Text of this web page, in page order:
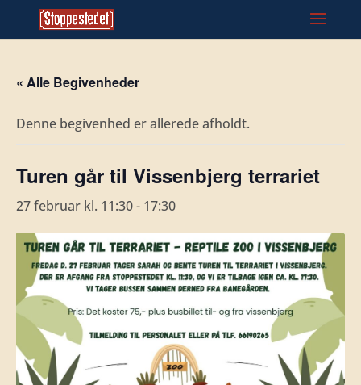
« Alle Begivenheder
Denne begivenhed er allerede afholdt.
Turen går til Vissenbjerg terrariet
27 februar kl. 11:30- 17:30